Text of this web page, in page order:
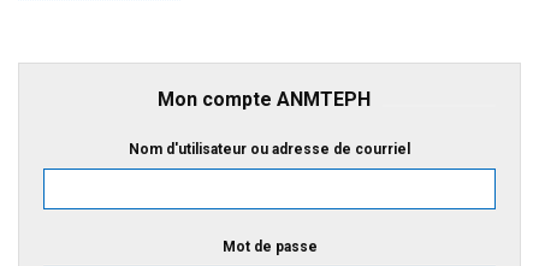
Mon compte ANMTEPH
Nom d'utilisateur ou adresse de courriel
Mot de passe